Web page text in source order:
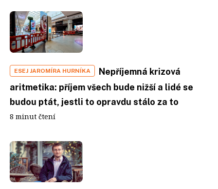
ESEJ JAROMÍRA HURNÍKA
Nepříjemná krizová
aritmetika: příjem všech bude nižší a lidé se
budou ptát, jestli to opravdu stálo za to
8 minut čtení